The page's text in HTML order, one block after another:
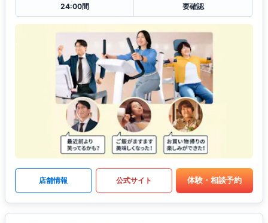
24:00間 要確認
店舗情報 公式サイト 体験・相談予約